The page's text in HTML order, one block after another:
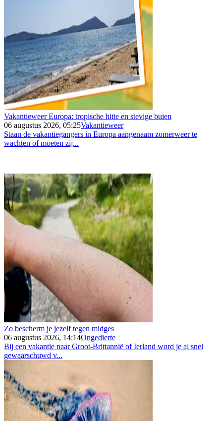
Vakantieweer Europa: tropische hitte en stevige buien
06 augustus 2026, 05:25Vakantieweer
Staan de vakantiegangers in Europa aangenaam zomerweer te
wachten of moeten zij...
Zo bescherm je jezelf tegen midges
06 augustus 2026, 14:14Ongedierte
Bij een vakantie naar Groot-Brittannië of Ierland word je al snel
gewaarschuwd v...